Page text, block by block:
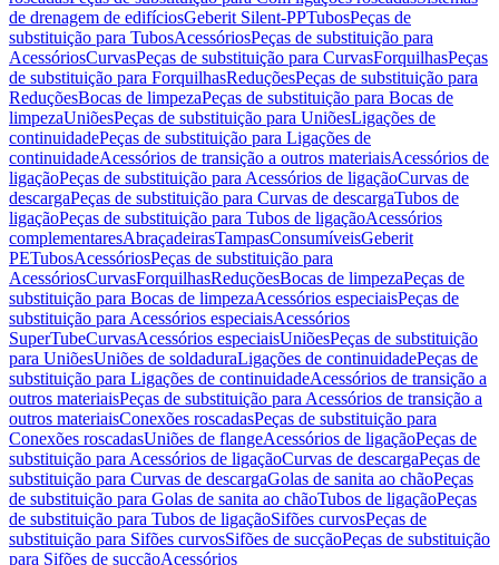
de drenagem de edifíciosGeberit Silent-PPTubosPeças de
substituição para TubosAcessóriosPeças de substituição para
AcessóriosCurvasPeças de substituição para CurvasForquilhasPeças
de substituição para ForquilhasReduçõesPeças de substituição para
ReduçõesBocas de limpezaPeças de substituição para Bocas de
limpezaUniõesPeças de substituição para UniõesLigações de
continuidadePeças de substituição para Ligações de
continuidadeAcessórios de transição a outros materiaisAcessórios de
ligaçãoPeças de substituição para Acessórios de ligaçãoCurvas de
descargaPeças de substituição para Curvas de descargaTubos de
ligaçãoPeças de substituição para Tubos de ligaçãoAcessórios
complementaresAbraçadeirasTampasConsumíveisGeberit
PETubosAcessóriosPeças de substituição para
AcessóriosCurvasForquilhasReduçõesBocas de limpezaPeças de
substituição para Bocas de limpezaAcessórios especiaisPeças de
substituição para Acessórios especiaisAcessórios
SuperTubeCurvasAcessórios especiaisUniõesPeças de substituição
para UniõesUniões de soldaduraLigações de continuidadePeças de
substituição para Ligações de continuidadeAcessórios de transição a
outros materiaisPeças de substituição para Acessórios de transição a
outros materiaisConexões roscadasPeças de substituição para
Conexões roscadasUniões de flangeAcessórios de ligaçãoPeças de
substituição para Acessórios de ligaçãoCurvas de descargaPeças de
substituição para Curvas de descargaGolas de sanita ao chãoPeças
de substituição para Golas de sanita ao chãoTubos de ligaçãoPeças
de substituição para Tubos de ligaçãoSifões curvosPeças de
substituição para Sifões curvosSifões de sucçãoPeças de substituição
para Sifões de sucçãoAcessórios